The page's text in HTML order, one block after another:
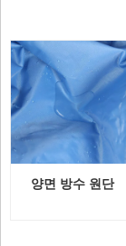
양면 방수 원단